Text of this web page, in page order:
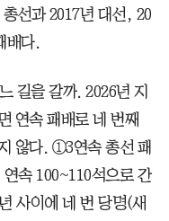
선과 2017년 대선, 20
배다.
길을 갈까. 2026년 지
연속 패배로 네 번째
않다. ①3연속 총선 패
속 100~110석으로 간
사이에 네 번 당명(새